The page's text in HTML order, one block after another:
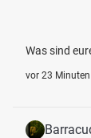
Was sind
vor 23 Minuten